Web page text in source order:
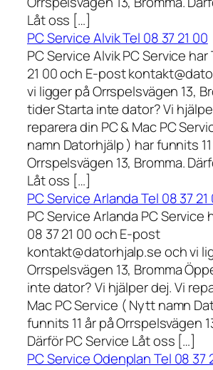
Låt oss […]
PC Service Alvik Tel 08 37 21 00
PC Service Alvik PC Service
21 00 och E-post
vi ligger på Orrspelsvägen 13,
tider Starta inte dator? Vi
reparera din PC & Mac PC
namn Datorhjälp ) har funnits
Orrspelsvägen 13, Bromma.
Låt oss […]
PC Service Arlanda Tel 08 37 21
PC Service Arlanda PC Service
08 37 21 00 och E-post
kontakt@datorhjalp.se och vi
Orrspelsvägen 13, Bromma
inte dator? Vi hjälper dej. Vi
Mac PC Service ( Nytt namn
funnits 11 år på Orrspelsvägen
Därför PC Service Låt oss […]
PC Service Odenplan Tel 08 37